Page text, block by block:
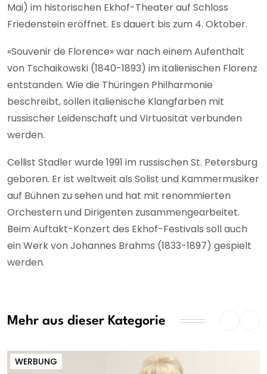
Mai) im historischen Ekhof-Theater auf Schloss
Friedenstein eröffnet. Es dauert bis zum 4. Oktober.
«Souvenir de Florence» war nach einem Aufenthalt
von Tschaikowski (1840-1893) im italienischen Florenz
entstanden. Wie die Thüringen Philharmonie
beschreibt, sollen italienische Klangfarben mit
russischer Leidenschaft und Virtuosität verbunden
werden.
Cellist Stadler wurde 1991 im russischen St. Petersburg
geboren. Er ist weltweit als Solist und Kammermusiker
auf Bühnen zu sehen und hat mit renommierten
Orchestern und Dirigenten zusammengearbeitet.
Beim Auftakt-Konzert des Ekhof-Festivals soll auch
ein Werk von Johannes Brahms (1833-1897) gespielt
werden.
Mehr aus dieser Kategorie
WERBUNG